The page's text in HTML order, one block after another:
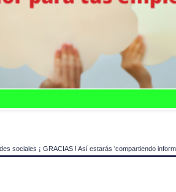
sociales ¡ GRACIAS ! Así estarás 'compartiendo